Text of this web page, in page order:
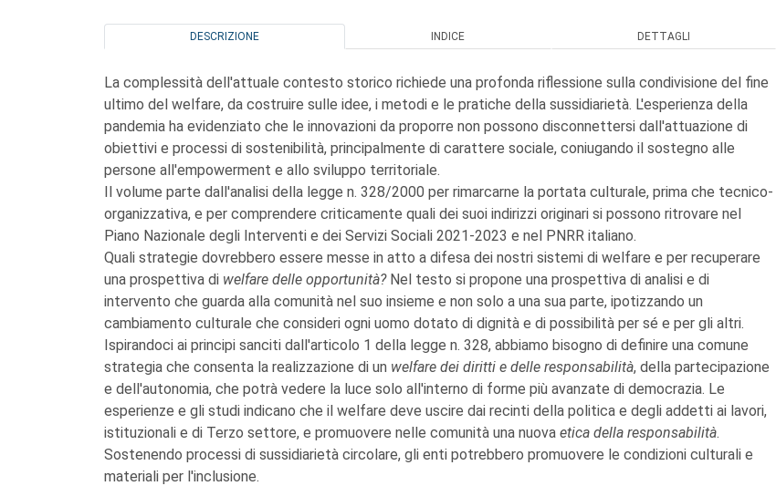
DESCRIZIONE INDICE DETTAGLI
La complessità dell'attuale contesto storico richiede una profonda riflessione sulla condivisione del fine
ultimo del welfare, da costruire sulle idee, i metodi e le pratiche della sussidiarietà. L'esperienza della
pandemia ha evidenziato che le innovazioni da proporre non possono disconnettersi dall'attuazione di
obiettivi e processi di sostenibilità, principalmente di carattere sociale, coniugando il sostegno alle
persone all'empowerment e allo sviluppo territoriale.
Il volume parte dall'analisi della legge n. 328/2000 per rimarcarne la portata culturale, prima che tecnico-
organizzativa, e per comprendere criticamente quali dei suoi indirizzi originari si possono ritrovare nel
Piano Nazionale degli Interventi e dei Servizi Sociali 2021-2023 e nel PNRR italiano.
Quali strategie dovrebbero essere messe in atto a difesa dei nostri sistemi di welfare e per recuperare
una prospettiva di welfare delle opportunità?Nel testo si propone una prospettiva di analisi e di
intervento che guarda alla comunità nel suo insieme e non solo a una sua parte, ipotizzando un
cambiamento culturale che consideri ogni uomo dotato di dignità e di possibilità per sé e per gli altri.
Ispirandoci ai principi sanciti dall'articolo 1 della legge n. 328, abbiamo bisogno di definire una comune
strategia che consenta la realizzazione di un welfare dei diritti e delle responsabilità, della partecipazione
e dell'autonomia, che potrà vedere la luce solo all'interno di forme più avanzate di democrazia. Le
esperienze e gli studi indicano che il welfare deve uscire dai recinti della politica e degli addetti ai lavori,
istituzionali e di Terzo settore, e promuovere nelle comunità una nuova etica della responsabilità.
Sostenendo processi di sussidiarietà circolare, gli enti potrebbero promuovere le condizioni culturali e
materiali per l'inclusione.